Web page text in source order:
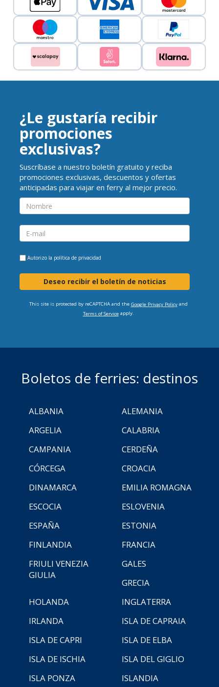
¿Le gustaría recibir
promociones
exclusivas?
Suscríbase a nuestro boletín gratuito y reciba
promociones exclusivas, descuentos y ofertas
anticipadas para viajar en ferry al mejor precio.
Autorizo la política de privacidad
Deseo recibir el boletín de noticias
This site is protected by reCAPTCHA and the Google Privacy Policyand
Terms of Serviceapply.
Boletos de ferries: destinos
ALBANIA
ALEMANIA
ARGELIA
CALABRIA
CAMPANIA
CERDEÑA
CÓRCEGA
CROACIA
DINAMARCA
EMILIA ROMAGNA
ESCOCIA
ESLOVENIA
ESPAÑA
ESTONIA
FINLANDIA
FRANCIA
FRIULI VENEZIA
GIULIA
GALES
GRECIA
HOLANDA
INGLATERRA
IRLANDA
ISLA DE CAPRAIA
ISLA DE CAPRI
ISLA DE ELBA
ISLA DE ISCHIA
ISLA DEL GIGLIO
ISLA PONZA
ISLANDIA